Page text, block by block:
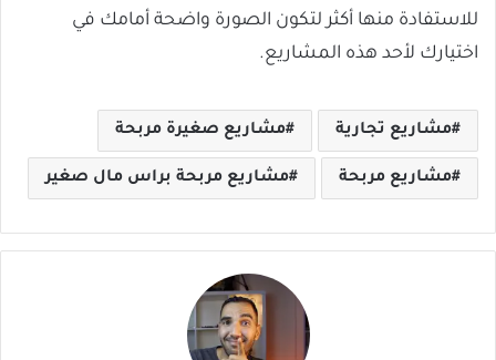
للاستفادة منها أكثر لتكون الصورة واضحة أمامك في
اختيارك لأحد هذه المشاريع.
مشاريع تجارية مشاريع صغيرة مربحة
مشاريع مربحة مشاريع مربحة براس مال صغير